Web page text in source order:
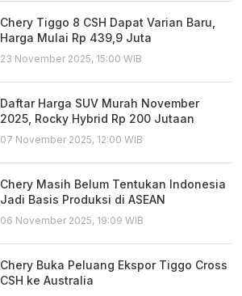
Chery Tiggo 8 CSH Dapat Varian Baru,
Harga Mulai Rp 439,9 Juta
23 November 2025, 15:00 WIB
Daftar Harga SUV Murah November
2025, Rocky Hybrid Rp 200 Jutaan
07 November 2025, 12:00 WIB
Chery Masih Belum Tentukan Indonesia
Jadi Basis Produksi di ASEAN
06 November 2025, 19:09 WIB
Chery Buka Peluang Ekspor Tiggo Cross
CSH ke Australia